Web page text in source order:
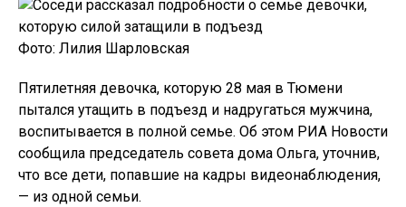
Фото: Лилия Шарловская
Пятилетняя девочка, которую 28 мая в Тюмени
пытался утащить в подъезд и надругаться мужчина,
воспитывается в полной семье. Об этом РИА Новости
сообщила председатель совета дома Ольга, уточнив,
что все дети, попавшие на кадры видеонаблюдения,
— из одной семьи.